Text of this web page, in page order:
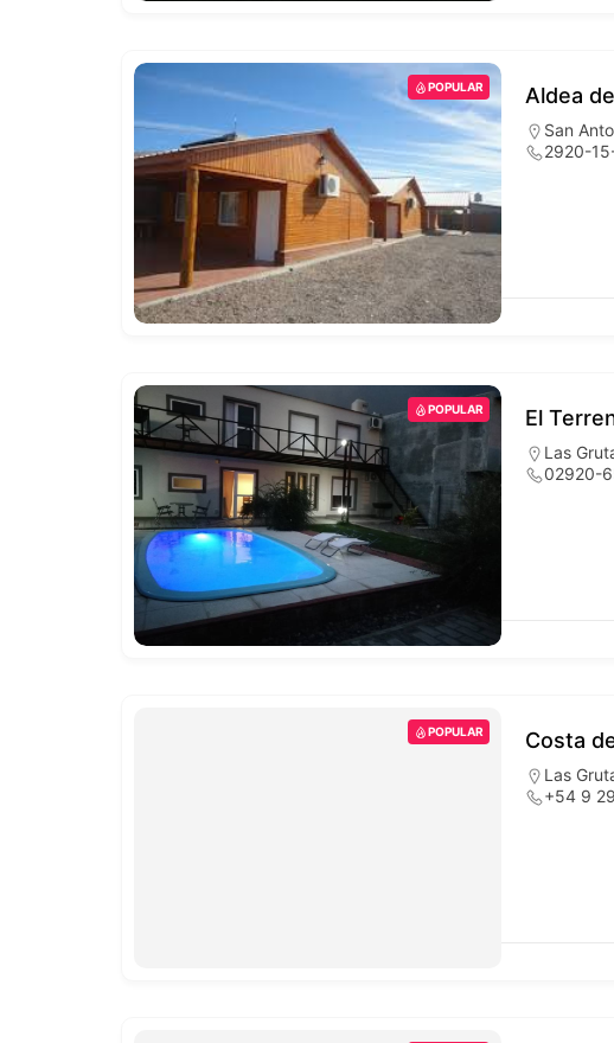
POPULAR Aldea
San
2920-
POPULAR El
Las
02920-
POPULAR Costa
Las
+54 9